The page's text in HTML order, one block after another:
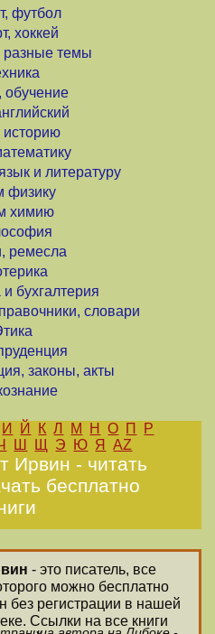
футбол
хоккей
разные темы
обучение
и литературу
физику
химию
ремесла
бухгалтерия
словари
законы, акты
И Й К Л М Н О П
Р
Ш Щ Э Ю Я AZ
Ирвин - читать
бесплатно
- это писатель, все
можно бесплатно
без регистрации в нашей
Ссылки на все книги